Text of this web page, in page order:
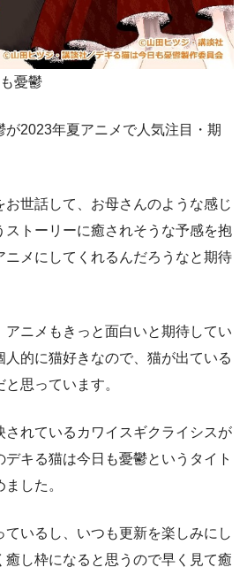
憂鬱
が2023年夏アニメで人気注目・期
お世話して、お母さんのような感じ
ストーリーに癒されそうな予感を抱
ニメにしてくれるんだろうなと期待
アニメもきっと面白いと期待してい
人的に猫好きなので、猫が出ている
思っています。
されているカワイスギクライシスが
キる猫は今日も憂鬱というタイト
した。
ているし、いつも更新を楽しみにし
癒し枠になると思うので早く見て癒